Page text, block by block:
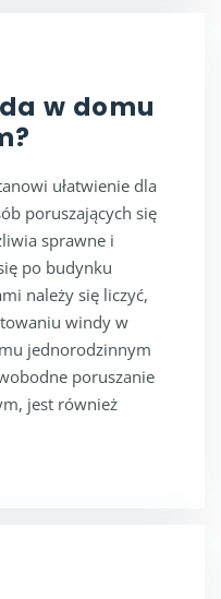
w domu
ułatwienie dla
poruszających się
sprawne i
po budynku
należy się liczyć,
windy w
jednorodzinnym
poruszanie
jest również